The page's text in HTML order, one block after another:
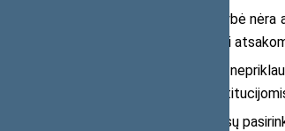
Sausio 13-oji parodė, kad valstybė
– tai buvo istorinis sprendimas prisiimti
Šiandien, gyvendami laisvoje ir
įtvirtino pasitikėjimą valstybe ir jos
Dabartinių iššūkių akivaizdoje jūsų